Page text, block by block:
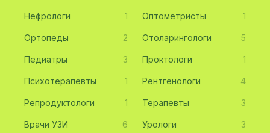
Нефрологи 1 Оптометристы 1
Ортопеды 2 Отоларингологи 5
Педиатры 3 Проктологи 1
Психотерапевты 1 Рентгенологи 4
Репродуктологи 1 Терапевты 3
Врачи УЗИ 6 Урологи 3